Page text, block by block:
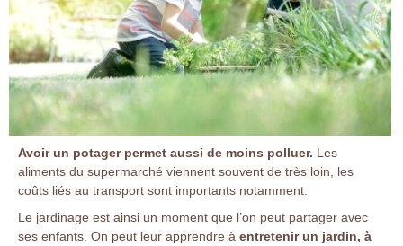
Avoir un potager permet aussi de moins polluer. Les
aliments du supermarché viennent souvent de très loin, les
coûts liés au transport sont importants notamment.
Le jardinage est ainsi un moment que l’on peut partager avec
ses enfants. On peut leur apprendre à entretenir un jardin, à